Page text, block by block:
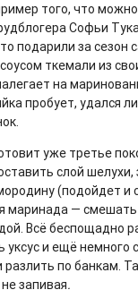
того, что
Софьи
подарили за сезон
ткемали из
на
пробует, удался
уже третье
слой шелухи,
(подойдет и
маринада — смешать
Всё беспощадно
уксус и ещё немного
по банкам.
запивая.